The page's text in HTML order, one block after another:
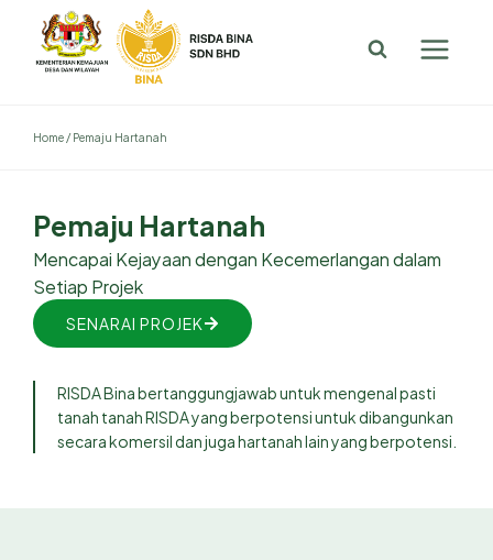
Home/Pemaju Hartanah
Pemaju Hartanah
Mencapai Kejayaan dengan Kecemerlangan dalam
Setiap Projek
SENARAI PROJEK
RISDA Bina bertanggungjawab untuk mengenal pasti
tanah tanah RISDA yang berpotensi untuk dibangunkan
secara komersil dan juga hartanah lain yang berpotensi.